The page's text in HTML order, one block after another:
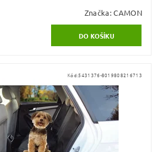
Značka:CAMON
Kód:5431376-8019808216713